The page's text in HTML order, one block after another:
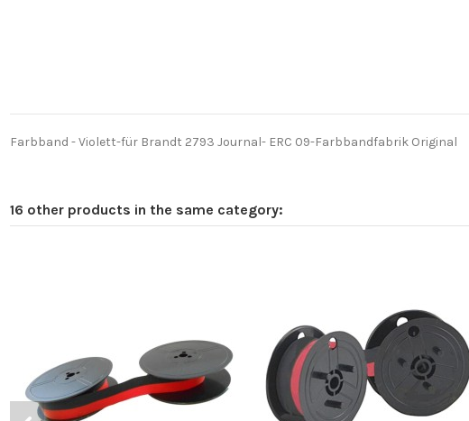
Farbband - Violett-für Brandt 2793 Journal- ERC 09-Farbbandfabrik Original
16 other products in the same category: